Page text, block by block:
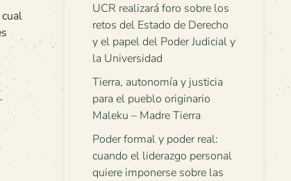
UCR realizará foro sobre los
retos del Estado de Derecho
y el papel del Poder Judicial y
la Universidad
Tierra, autonomía y justicia
para el pueblo originario
Maleku – Madre Tierra
Poder formal y poder real:
cuando el liderazgo personal
quiere imponerse sobre las